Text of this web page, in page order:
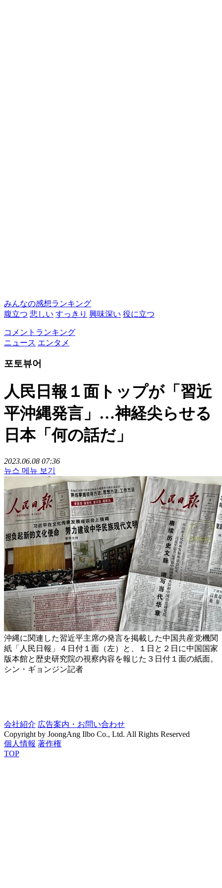
みんなの感想ランキング
腹立つ 悲しい すっきり 興味深い 役に立つ
コメントランキング
ニュース エンタメ
포토뷰어
人民日報１面トップが「習近
平沖縄発言」…神経尖らせる
日本「何の話だ」
2023.06.08 07:36
뉴스 메뉴 보기
沖縄に関連した習近平主席の発言を掲載した中国共産党機関
紙「人民日報」４日付１面（左）と、１日と２日に中国国家
版本館と歴史研究院の視察内容を報じた３日付１面の紙面。
シン・ギョンジン記者
会社紹介 広告案内・お問い合わせ
Copyright by JoongAng Ilbo Co., Ltd. All Rights Reserved
個人情報 著作権
TOP